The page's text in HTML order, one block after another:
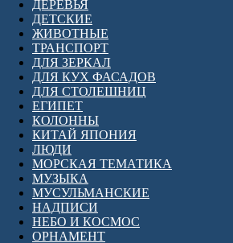
ДЕРЕВЬЯ
ДЕТСКИЕ
ЖИВОТНЫЕ
ТРАНСПОРТ
ДЛЯ ЗЕРКАЛ
ДЛЯ КУХ ФАСАДОВ
ДЛЯ СТОЛЕШНИЦ
ЕГИПЕТ
КОЛОННЫ
КИТАЙ ЯПОНИЯ
ЛЮДИ
МОРСКАЯ ТЕМАТИКА
МУЗЫКА
МУСУЛЬМАНСКИЕ
НАДПИСИ
НЕБО И КОСМОС
ОРНАМЕНТ